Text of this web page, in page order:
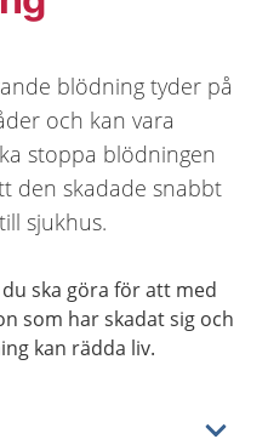
blödning tyder på
och kan vara
stoppa blödningen
den skadade snabbt
sjukhus.
ska göra för att med
som har skadat sig och
kan rädda liv.